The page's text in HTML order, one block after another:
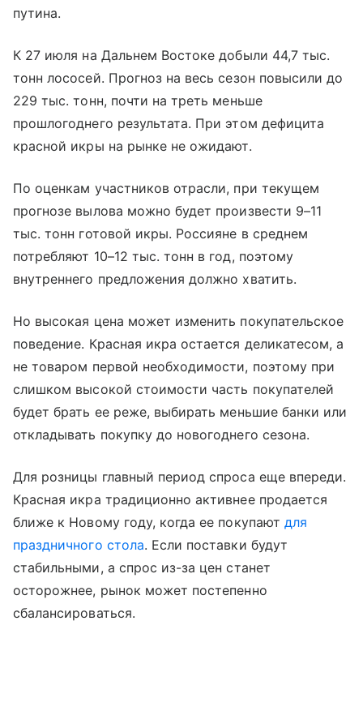
путина.
К 27 июля на Дальнем Востоке добыли 44,7 тыс.
тонн лососей. Прогноз на весь сезон повысили до
229 тыс. тонн, почти на треть меньше
прошлогоднего результата. При этом дефицита
красной икры на рынке не ожидают.
По оценкам участников отрасли, при текущем
прогнозе вылова можно будет произвести 9–11
тыс. тонн готовой икры. Россияне в среднем
потребляют 10–12 тыс. тонн в год, поэтому
внутреннего предложения должно хватить.
Но высокая цена может изменить покупательское
поведение. Красная икра остается деликатесом, а
не товаром первой необходимости, поэтому при
слишком высокой стоимости часть покупателей
будет брать ее реже, выбирать меньшие банки или
откладывать покупку до новогоднего сезона.
Для розницы главный период спроса еще впереди.
Красная икра традиционно активнее продается
ближе к Новому году, когда ее покупают для
праздничного стола. Если поставки будут
стабильными, а спрос из-за цен станет
осторожнее, рынок может постепенно
сбалансироваться.